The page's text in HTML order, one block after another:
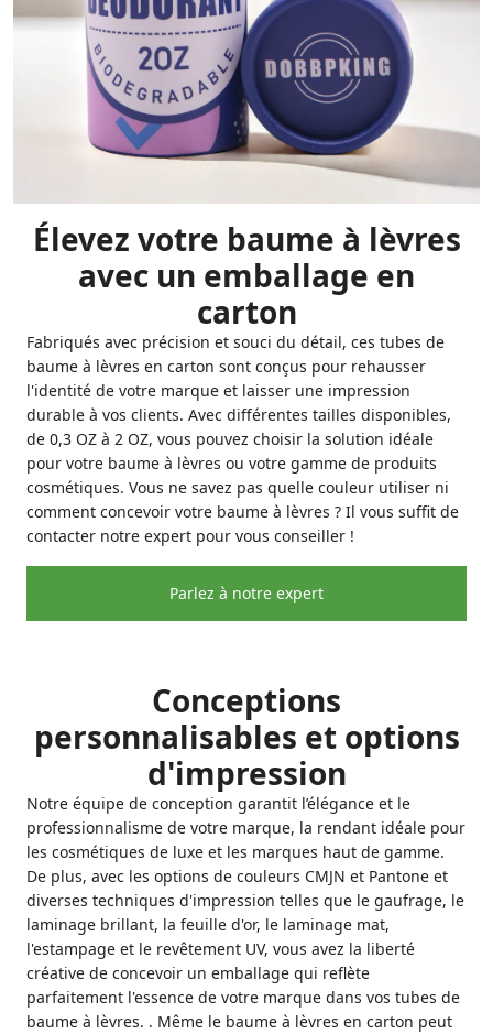
Élevez votre baume à lèvres
avec un emballage en
carton
Fabriqués avec précision et souci du détail, ces tubes de
baume à lèvres en carton sont conçus pour rehausser
l'identité de votre marque et laisser une impression
durable à vos clients. Avec différentes tailles disponibles,
de 0,3 OZ à 2 OZ, vous pouvez choisir la solution idéale
pour votre baume à lèvres ou votre gamme de produits
cosmétiques. Vous ne savez pas quelle couleur utiliser ni
comment concevoir votre baume à lèvres ? Il vous suffit de
contacter notre expert pour vous conseiller !
Parlez à notre expert
Conceptions
personnalisables et options
d'impression
Notre équipe de conception garantit l’élégance et le
professionnalisme de votre marque, la rendant idéale pour
les cosmétiques de luxe et les marques haut de gamme.
De plus, avec les options de couleurs CMJN et Pantone et
diverses techniques d'impression telles que le gaufrage, le
laminage brillant, la feuille d'or, le laminage mat,
l'estampage et le revêtement UV, vous avez la liberté
créative de concevoir un emballage qui reflète
parfaitement l'essence de votre marque dans vos tubes de
baume à lèvres. . Même le baume à lèvres en carton peut